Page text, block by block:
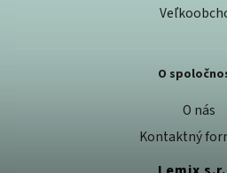
O
O nás
Kontaktný